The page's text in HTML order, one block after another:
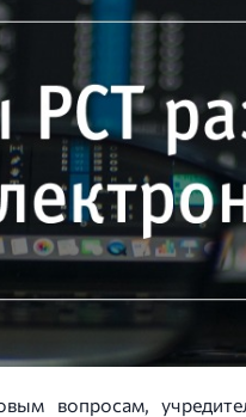
вопросам,